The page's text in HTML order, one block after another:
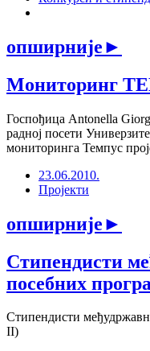
опширније►
Мониторинг
Госпођица Antonella
радној посети
мониторинга Темпус
23.06.2010.
Пројекти
опширније►
Стипендисти
посебних
Стипендисти
II)